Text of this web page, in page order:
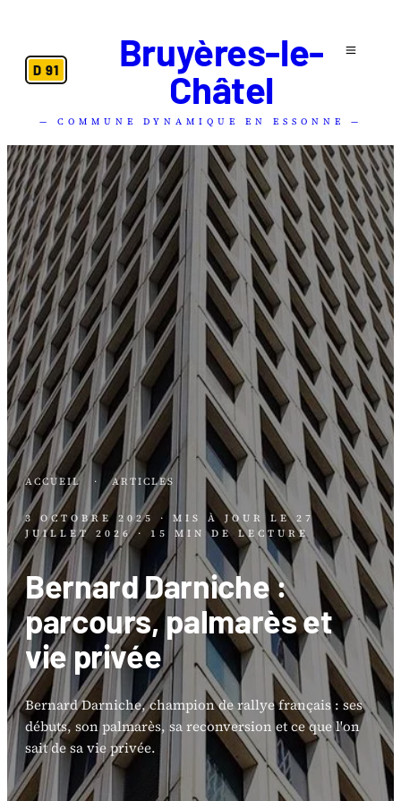
D 91
Bruyères-le-
Châtel
— COMMUNE DYNAMIQUE EN ESSONNE —
ACCUEIL · ARTICLES
3 OCTOBRE 2025 · MIS À JOUR LE 27
JUILLET 2026 · 15 MIN DE LECTURE
Bernard Darniche :
parcours, palmarès et
vie privée
Bernard Darniche, champion de rallye français : ses
débuts, son palmarès, sa reconversion et ce que l'on
sait de sa vie privée.